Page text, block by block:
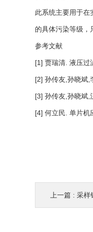
此系统主要用于在
的具体污染等级，
参考文献
[1] 贾瑞清. 液压过
[2] 孙传友,孙晓斌
[3] 孙传友,孙晓斌,
[4] 何立民. 单片
上一篇 : 采样钢